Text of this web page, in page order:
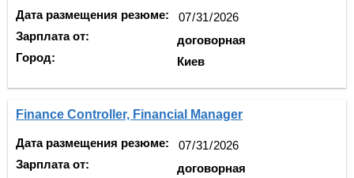
Дата размещения резюме:
Зарплата от:
Город:
договорная
Киев
Finance Controller, Financial Manager
Дата размещения резюме:
Зарплата от:
договорная